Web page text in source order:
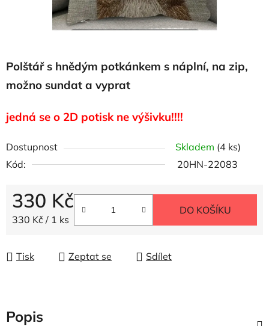
Polštář s hnědým potkánkem s náplní, na zip,
možno sundat a vyprat
jedná se o 2D potisk ne výšivku!!!!
Dostupnost Skladem (4 ks)
Kód:
20HN-22083
330 Kč
Měrná cena:
330 Kč / 1 ks
DO KOŠÍKU
Tisk Zeptat se Sdílet
Popis